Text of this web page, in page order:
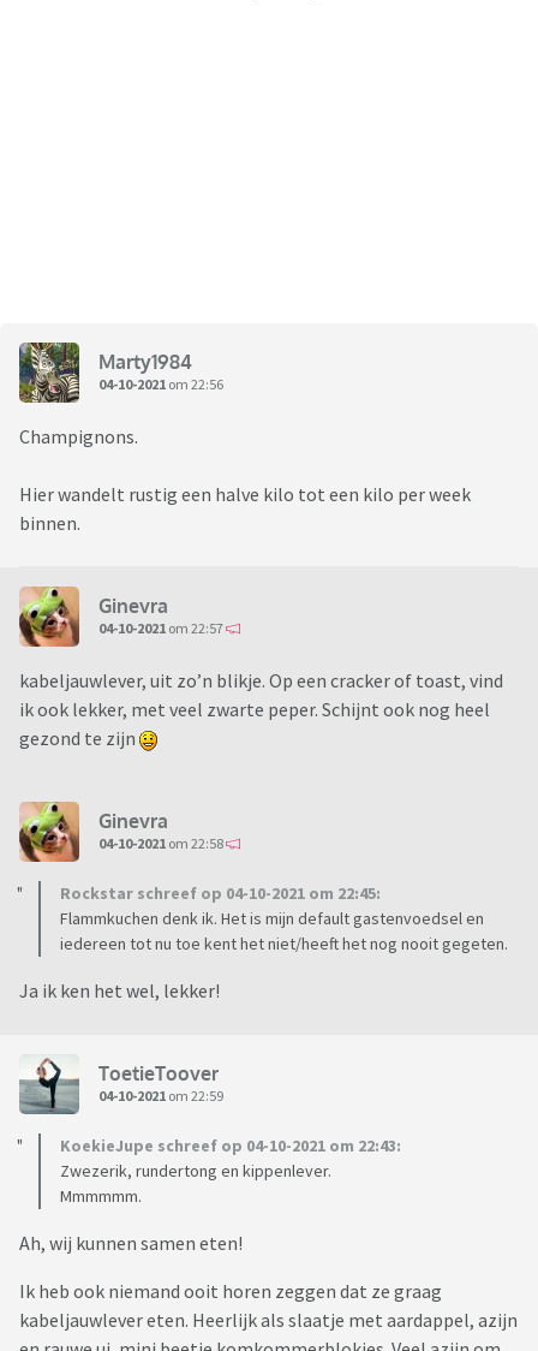
Marty1984
04-10-2021 om 22:56
Champignons.
Hier wandelt rustig een halve kilo tot een kilo per week
binnen.
Ginevra
04-10-2021 om 22:57
kabeljauwlever, uit zo’n blikje. Op een cracker of toast, vind
ik ook lekker, met veel zwarte peper. Schijnt ook nog heel
gezond te zijn
Ginevra
04-10-2021 om 22:58
Rockstar schreef op 04-10-2021 om 22:45:
Flammkuchen denk ik. Het is mijn default gastenvoedsel en
iedereen tot nu toe kent het niet/heeft het nog nooit gegeten.
Ja ik ken het wel, lekker!
ToetieToover
04-10-2021 om 22:59
KoekieJupe schreef op 04-10-2021 om 22:43:
Zwezerik, rundertong en kippenlever.
Mmmmmm.
Ah, wij kunnen samen eten!
Ik heb ook niemand ooit horen zeggen dat ze graag
kabeljauwlever eten. Heerlijk als slaatje met aardappel, azijn